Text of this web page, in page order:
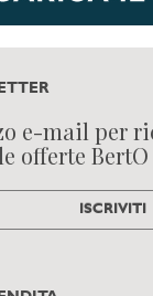
e-mail per
offerte BertO
ISCRIVITI